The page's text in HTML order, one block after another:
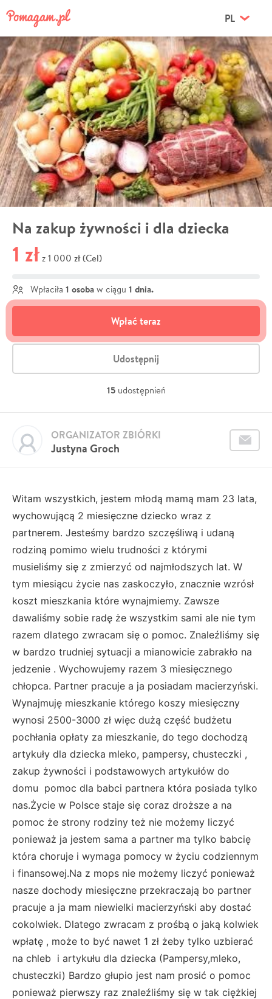
PL
Na zakup żywności i dla dziecka
1 zł z 1 000 zł (Cel)
Wpłaciła 1 osoba w ciągu 1 dnia.
Wpłać teraz
Udostępnij
15 udostępnień
Justyna Groch
ORGANIZATOR ZBIÓRKI
Witam wszystkich, jestem młodą mamą mam 23 lata,
wychowującą 2 miesięczne dziecko wraz z
partnerem. Jesteśmy bardzo szczęśliwą i udaną
rodziną pomimo wielu trudności z którymi
musieliśmy się z zmierzyć od najmłodszych lat. W
tym miesiącu życie nas zaskoczyło, znacznie wzrósł
koszt mieszkania które wynajmiemy. Zawsze
dawaliśmy sobie radę że wszystkim sami ale nie tym
razem dlatego zwracam się o pomoc. Znaleźliśmy się
w bardzo trudniej sytuacji a mianowicie zabrakło na
jedzenie . Wychowujemy razem 3 miesięcznego
chłopca. Partner pracuje a ja posiadam macierzyński.
Wynajmuję mieszkanie którego koszy miesięczny
wynosi 2500-3000 zł więc dużą część budżetu
pochłania opłaty za mieszkanie, do tego dochodzą
artykuły dla dziecka mleko, pampersy, chusteczki ,
zakup żywności i podstawowych artykułów do
domu pomoc dla babci partnera która posiada tylko
nas.Życie w Polsce staje się coraz droższe a na
pomoc że strony rodziny też nie możemy liczyć
ponieważ ja jestem sama a partner ma tylko babcię
która choruje i wymaga pomocy w życiu codziennym
i finansowej.Na z mops nie możemy liczyć ponieważ
nasze dochody miesięczne przekraczają bo partner
pracuje a ja mam niewielki macierzyński aby dostać
cokolwiek. Dlatego zwracam z prośbą o jaką kolwiek
wpłatę , może to być nawet 1 zł żeby tylko uzbierać
na chleb i artykułu dla dziecka (Pampersy,mleko,
chusteczki) Bardzo głupio jest nam prosić o pomoc
ponieważ pierwszy raz znaleźliśmy się w tak ciężkiej